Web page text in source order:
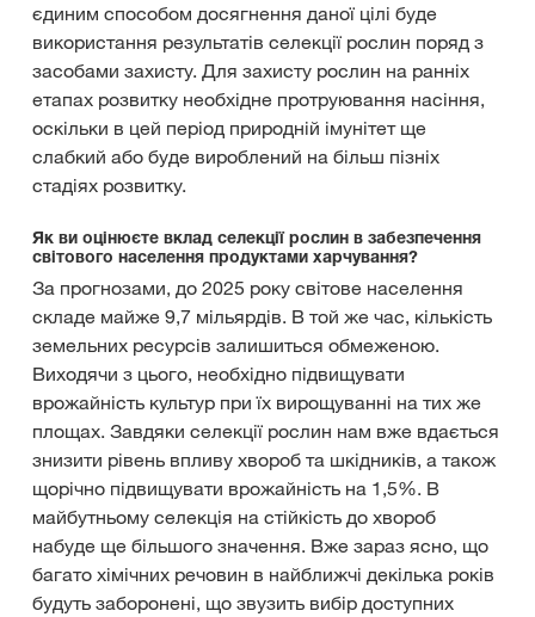
єдиним способом досягнення даної цілі буде
використання результатів селекції рослин поряд з
засобами захисту. Для захисту рослин на ранніх
етапах розвитку необхідне протруювання насіння,
оскільки в цей період природній імунітет ще
слабкий або буде вироблений на більш пізніх
стадіях розвитку.
Як ви оцінюєте вклад селекції рослин в забезпечення
світового населення продуктами харчування?
За прогнозами, до 2025 року світове населення
складе майже 9,7 мільярдів. В той же час, кількість
земельних ресурсів залишиться обмеженою.
Виходячи з цього, необхідно підвищувати
врожайність культур при їх вирощуванні на тих же
площах. Завдяки селекції рослин нам вже вдається
знизити рівень впливу хвороб та шкідників, а також
щорічно підвищувати врожайність на 1,5%. В
майбутньому селекція на стійкість до хвороб
набуде ще більшого значення. Вже зараз ясно, що
багато хімічних речовин в найближчі декілька років
будуть заборонені, що звузить вибір доступних